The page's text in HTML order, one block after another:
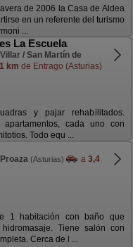
de 2006 la Casa de Aldea
en un referente del turismo
...
La Escuela
Villar / San Martín de
km de Entrago (Asturias)
y pajar rehabilitados.
cada uno con
Todo equ ...
Proaza (Asturias) a 3,4
1 habitación con baño que
Tiene salón con
Cerca de l ...